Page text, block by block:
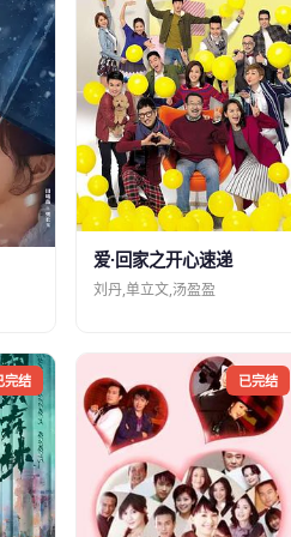
爱·回家之开心速递
刘丹,单立文,汤盈盈
完结 已完结